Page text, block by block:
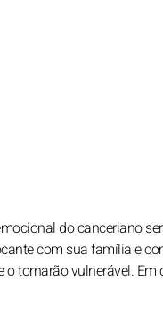
do canceriano
com sua família e
tornarão vulnerável.